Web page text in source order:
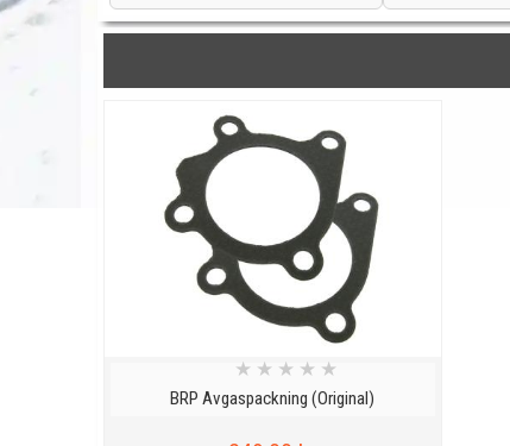
BRP Avgaspackning (Original)
★ ★ ★ ★ ★